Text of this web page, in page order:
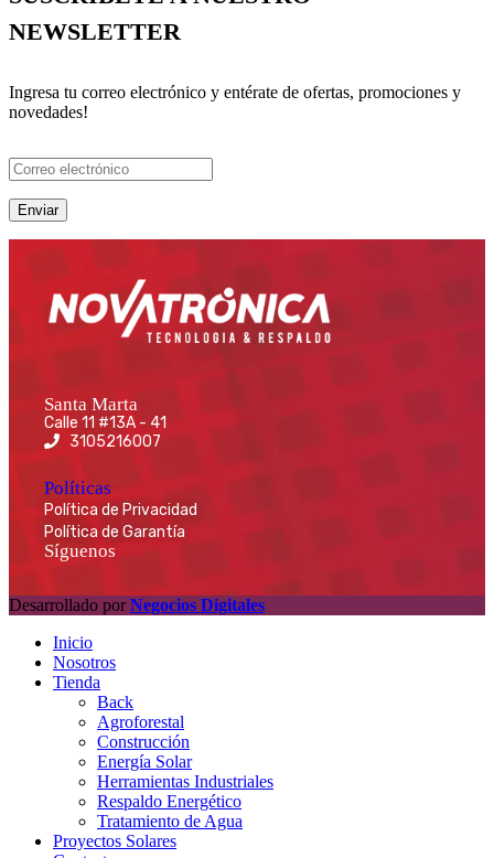
NEWSLETTER
Ingresa tu correo electrónico y entérate de ofertas, promociones y
novedades!
Santa Marta
Calle 11 #13A - 41
3105216007
Políticas
Política de Privacidad
Política de Garantía
Síguenos
Desarrollado por Negocios Digitales
Inicio
Nosotros
Tienda
Back
Agroforestal
Construcción
Energía Solar
Herramientas Industriales
Respaldo Energético
Tratamiento de Agua
Proyectos Solares